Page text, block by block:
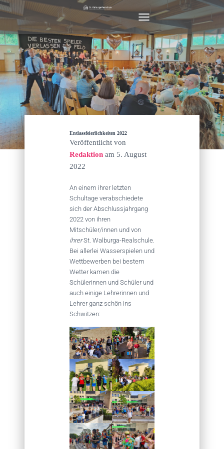
A
V
G
A
T
O
H
Entlassfeierlichkeiten 2022
Veröffentlicht von
Redaktion am 5. August
2022
An einem ihrer letzten
Schultage verabschiedete
sich der Abschlussjahrgang
2022 von ihren
Mitschüler/innen und von
ihrerSt. Walburga-Realschule.
Bei allerlei Wasserspielen und
Wettbewerben bei bestem
Wetter kamen die
Schülerinnen und Schüler und
auch einige Lehrerinnen und
Lehrer ganz schön ins
Schwitzen: